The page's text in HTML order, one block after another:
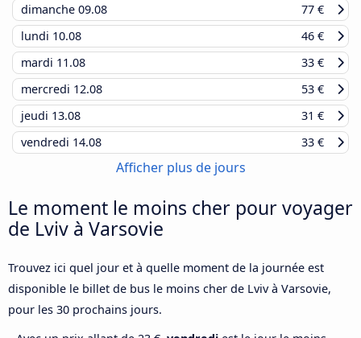
dimanche 09.08
77 €
lundi 10.08
46 €
mardi 11.08
33 €
mercredi 12.08
53 €
jeudi 13.08
31 €
vendredi 14.08 33 €
Afficher plus de jours
Le moment le moins cher pour voyager
de Lviv à Varsovie
Trouvez ici quel jour et à quelle moment de la journée est
disponible le billet de bus le moins cher de Lviv à Varsovie,
pour les 30 prochains jours.